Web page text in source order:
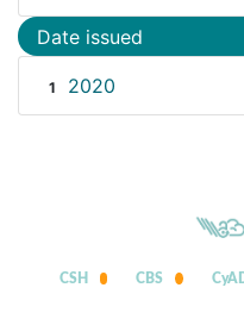
Date issued
1 2020
CSH CBS